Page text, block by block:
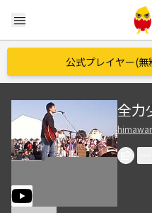
menu
公式プレイヤー(
全力